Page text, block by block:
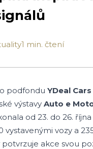
1 min. čtení
podfondu YDeal Cars
výstavy Auto e
od 23. do 26.
vystavenými vozy a
akce svou